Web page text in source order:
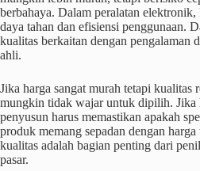
berbahaya. Dalam peralatan
daya tahan dan efisiensi penggunaan.
kualitas berkaitan dengan pengalaman
ahli.
Jika harga sangat murah tetapi kualitas
mungkin tidak wajar untuk dipilih. Jika
penyusun harus memastikan apakah
produk memang sepadan dengan
kualitas adalah bagian penting dari
pasar.